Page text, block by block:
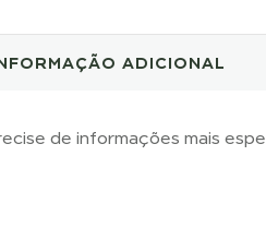
ADICIONAL
de informações mais